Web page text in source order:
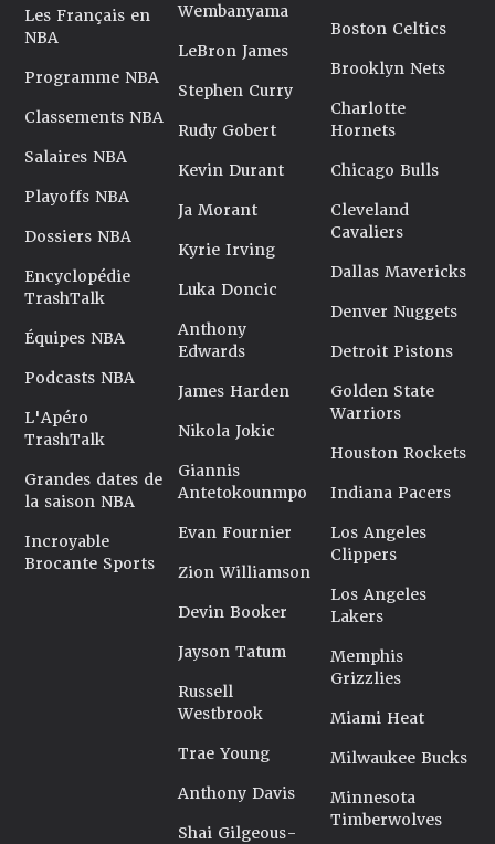
Les Français en
NBA
Programme NBA
Classements NBA
Salaires NBA
Playoffs NBA
Dossiers NBA
Encyclopédie
TrashTalk
Équipes NBA
Podcasts NBA
L'Apéro
TrashTalk
Grandes dates de
la saison NBA
Incroyable
Brocante Sports
Wembanyama
LeBron James
Stephen Curry
Rudy Gobert
Kevin Durant
Ja Morant
Kyrie Irving
Luka Doncic
Anthony
Edwards
James Harden
Nikola Jokic
Giannis
Antetokounmpo
Evan Fournier
Zion Williamson
Devin Booker
Jayson Tatum
Russell
Westbrook
Trae Young
Anthony Davis
Shai Gilgeous-
Boston Celtics
Brooklyn Nets
Charlotte
Hornets
Chicago Bulls
Cleveland
Cavaliers
Dallas Mavericks
Denver Nuggets
Detroit Pistons
Golden State
Warriors
Houston Rockets
Indiana Pacers
Los Angeles
Clippers
Los Angeles
Lakers
Memphis
Grizzlies
Miami Heat
Milwaukee Bucks
Minnesota
Timberwolves